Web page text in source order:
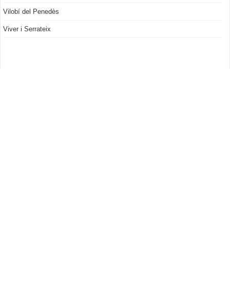
Vilobí del Penedès
Viver i Serrateix